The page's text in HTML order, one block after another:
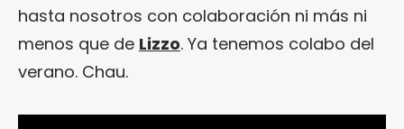
hasta nosotros con colaboración ni más ni
menos que de Lizzo. Ya tenemos colabo del
verano. Chau.